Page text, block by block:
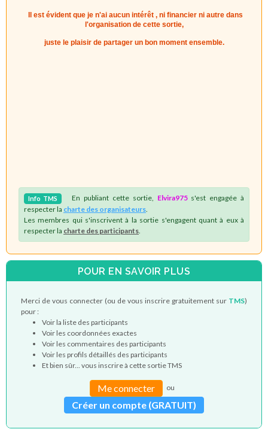
Il est évident que je n'ai aucun intérêt , ni financier ni autre dans
l'organisation de cette sortie,
juste le plaisir de partager un bon moment ensemble.
Info TMS En publiant cette sortie, Elvira975s'est engagée à
respecter la charte des organisateurs
Les membres qui s'inscrivent à la sortie s'engagent quant à eux à
respecter la charte des participants
POUR EN SAVOIR PLUS
Merci de vous connecter (ou de vous inscrire gratuitement sur TMS)
pour :
Voir la liste des participants
Voir les coordonnées exactes
Voir les commentaires des participants
Voir les profils détaillés des participants
Et bien sûr... vous inscrire à cette sortie TMS
Me connecter ou
Créer un compte (GRATUIT)